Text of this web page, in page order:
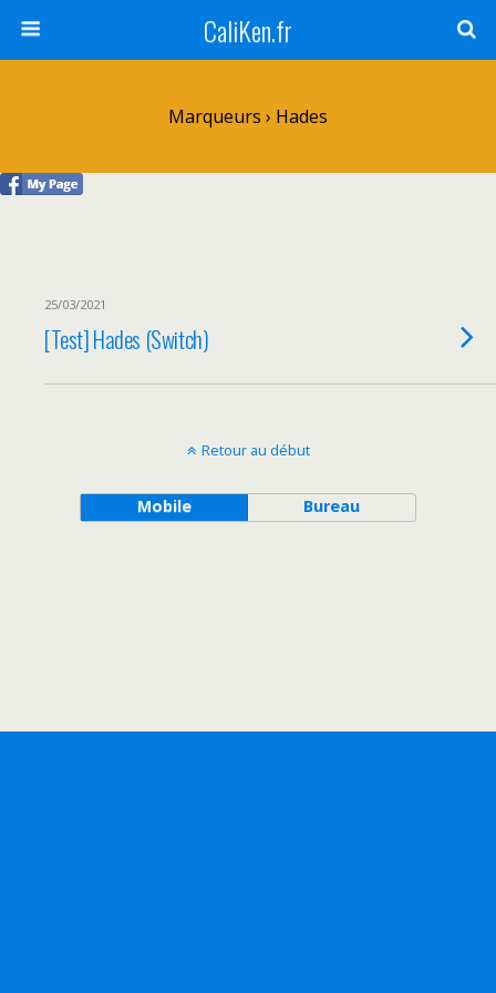
CaliKen.fr
Marqueurs › Hades
25/03/2021
[Test] Hades (Switch)
Retour au début
Mobile Bureau